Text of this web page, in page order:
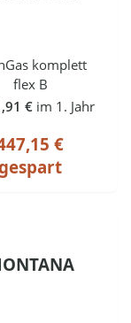
komplett
flex B
€ im 1. Jahr
€